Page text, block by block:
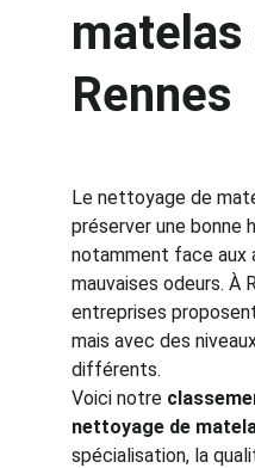
matelas
Rennes
Le nettoyage de
préserver une bonne
notamment face aux
mauvaises odeurs. À
entreprises
mais avec des
différents.
Voici notre
nettoyage de
spécialisation, la